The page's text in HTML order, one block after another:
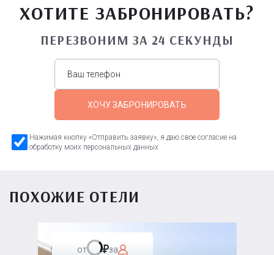
ХОТИТЕ ЗАБРОНИРОВАТЬ?
ПЕРЕЗВОНИМ ЗА 24 СЕКУНДЫ
ХОЧУ ЗАБРОНИРОВАТЬ
Нажимая кнопку «Отправить заявку», я даю свое согласие на
обработку моих персональных данных
ПОХОЖИЕ ОТЕЛИ
от за